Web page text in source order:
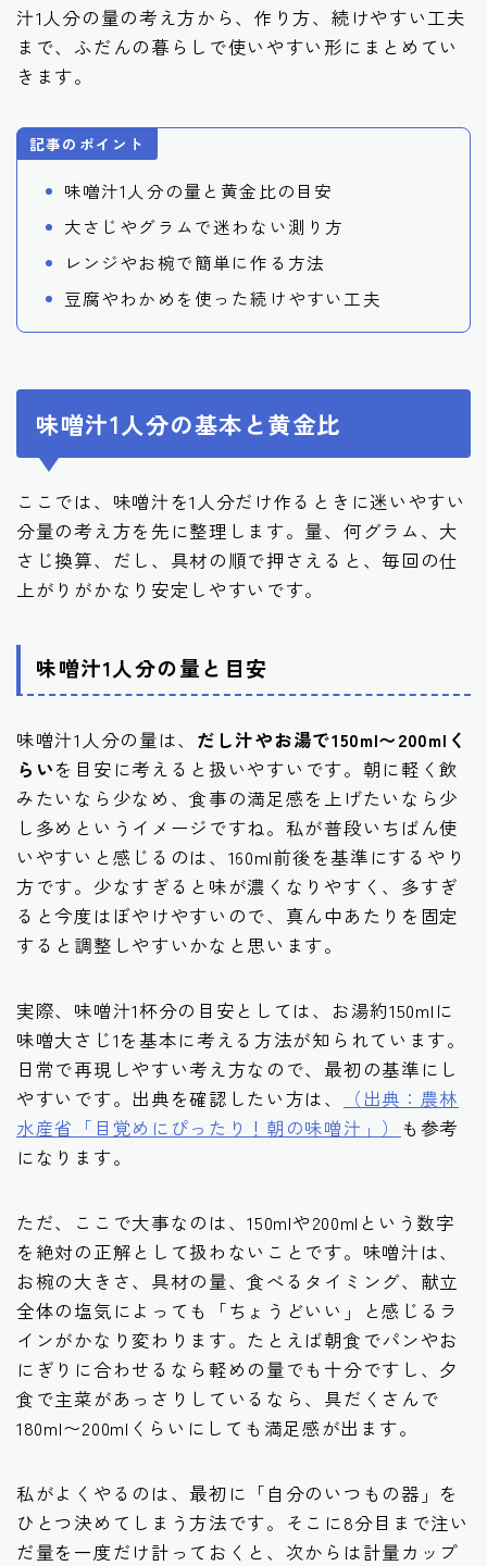
汁1人分の量の考え方から、作り方、続けやすい工夫
まで、ふだんの暮らしで使いやすい形にまとめてい
きます。
記事のポイント
味噌汁1人分の量と黄金比の目安
大さじやグラムで迷わない測り方
レンジやお椀で簡単に作る方法
豆腐やわかめを使った続けやすい工夫
味噌汁1人分の基本と黄金比
ここでは、味噌汁を1人分だけ作るときに迷いやすい
分量の考え方を先に整理します。量、何グラム、大
さじ換算、だし、具材の順で押さえると、毎回の仕
上がりがかなり安定しやすいです。
味噌汁1人分の量と目安
味噌汁1人分の量は、 だし汁やお湯で150ml〜200mlく
らいを目安に考えると扱いやすいです。朝に軽く飲
みたいなら少なめ、食事の満足感を上げたいなら少
し多めというイメージですね。私が普段いちばん使
いやすいと感じるのは、160ml前後を基準にするやり
方です。少なすぎると味が濃くなりやすく、多すぎ
ると今度はぼやけやすいので、真ん中あたりを固定
すると調整しやすいかなと思います。
実際、味噌汁1杯分の目安としては、お湯約150mlに
味噌大さじ1を基本に考える方法が知られています。
日常で再現しやすい考え方なので、最初の基準にし
やすいです。出典を確認したい方は、
（出典：農林
水産省「目覚めにぴったり！朝の味噌汁」） も参考
になります。
ただ、ここで大事なのは、150mlや200mlという数字
を絶対の正解として扱わないことです。味噌汁は、
お椀の大きさ、具材の量、食べるタイミング、献立
全体の塩気によっても「ちょうどいい」と感じるラ
インがかなり変わります。たとえば朝食でパンやお
にぎりに合わせるなら軽めの量でも十分ですし、夕
食で主菜があっさりしているなら、具だくさんで
180ml〜200mlくらいにしても満足感が出ます。
私がよくやるのは、最初に「自分のいつもの器」を
ひとつ決めてしまう方法です。そこに8分目まで注い
だ量を一度だけ計っておくと、次からは計量カップ